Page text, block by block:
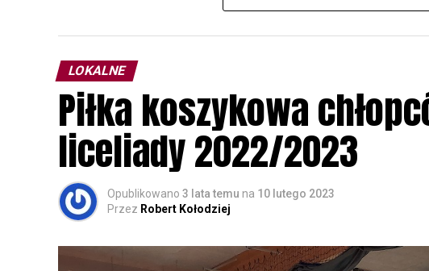
Wszystkich uczestników zapraszamy do udziału w
rozpoznawanie głosów sów i wymianę
zapisy.
LOKALNE
Piłka koszykowa
liceliady 2022/2023
Opublikowano 3 lata temu na 10 lutego 2023
Przez Robert Kołodziej